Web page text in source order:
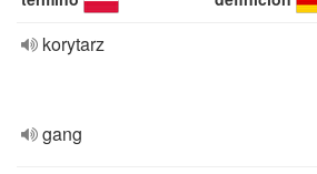
korytarz
gang